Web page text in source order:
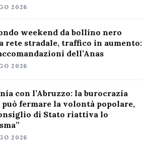
2026
weekend da bollino nero
rete stradale, traffico in aumento:
dell’Anas
2026
con l’Abruzzo: la burocrazia
fermare la volontà popolare,
di Stato riattiva lo
2026